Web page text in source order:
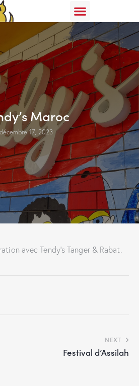
Maroc
décembre 17, 2023
avec Tendy’s Tanger & Rabat.
NEXT
Festival d’Assilah